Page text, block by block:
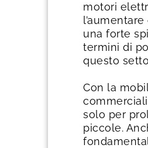
motori
una forte
termini di
questo
Con la
solo per
piccole.